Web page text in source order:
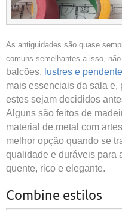
As antiguidades são quase
comuns semelhantes a isso,
balcões, lustres e
mais essenciais da sala e,
estes sejam decididos
Alguns são feitos de
material de metal com
melhor opção quando se
qualidade e duráveis ​​para
quente, rico e elegante.
Combine estilos